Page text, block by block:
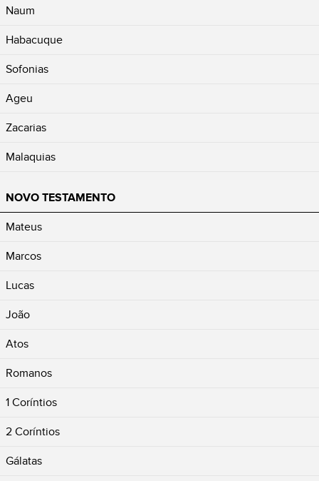
Naum
Habacuque
Sofonias
Ageu
Zacarias
Malaquias
NOVO TESTAMENTO
Mateus
Marcos
Lucas
João
Atos
Romanos
1 Coríntios
2 Coríntios
Gálatas